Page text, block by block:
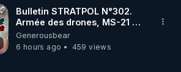
Bulletin STRATPOL N°302.
Armée des drones, MS-21 en
série, missiles coréens.
07.08.2026.
Generousbear
6 hours ago
459 views